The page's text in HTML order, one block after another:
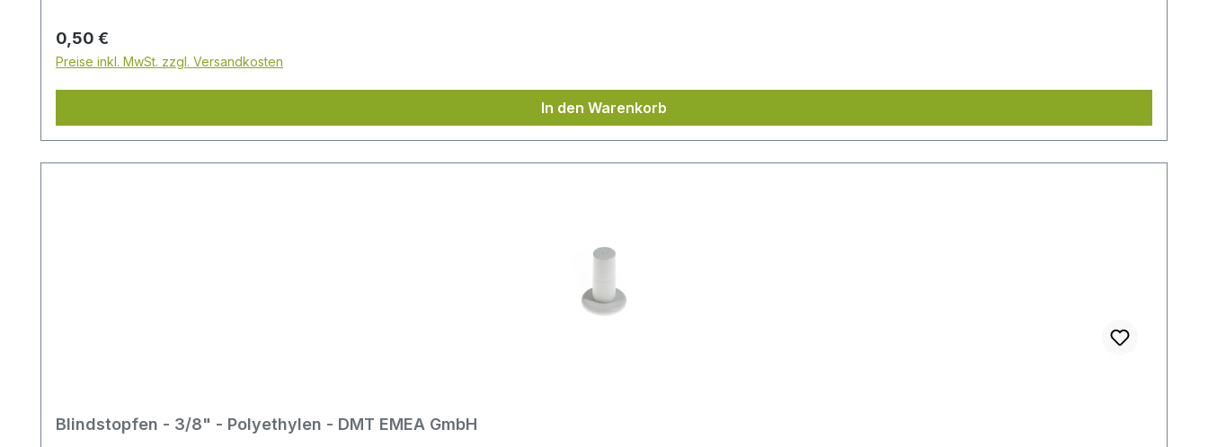
ist die Rohrgröße: PIC1812R ist für 3/8" Rohr AD, PIC1808R für 1/4" Rohr AD.Ist der Ring für Speedfit-Verbindungen gedacht?Ja, der Sicherungsring ist für
passende John Guest Speedfit Verbindungen vorgesehen.Warum die Teilenummer mit angeben?Die Teilenummer (PIC1812R) hilft, Verwechslungen bei
ähnlichen Sicherungsringen und unterschiedlichen Größen zu vermeiden.
Regulärer Preis:
0,50 €
Preise inkl. MwSt. zzgl. Versandkosten
In den Warenkorb
Blindstopfen - 3/8" - Polyethylen - DMT EMEA GmbH